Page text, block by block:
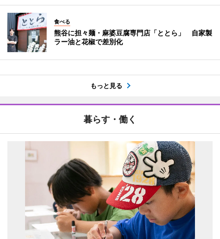
食べる
熊谷に担々麺・麻婆豆腐専門店「ととら」 自家製
ラー油と花椒で差別化
もっと見る
暮らす・働く